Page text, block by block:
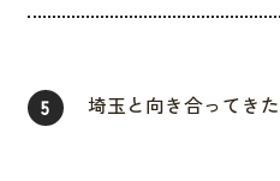
5 埼玉と向き合ってき